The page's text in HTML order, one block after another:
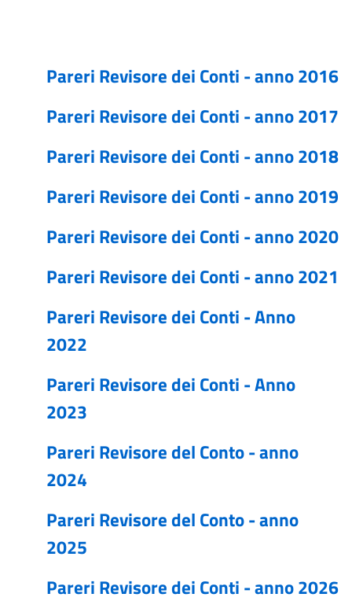
Pareri Revisore dei Conti - anno 2016
Pareri Revisore dei Conti - anno 2017
Pareri Revisore dei Conti - anno 2018
Pareri Revisore dei Conti - anno 2019
Pareri Revisore dei Conti - anno 2020
Pareri Revisore dei Conti - anno 2021
Pareri Revisore dei Conti - Anno
2022
Pareri Revisore dei Conti - Anno
2023
Pareri Revisore del Conto - anno
2024
Pareri Revisore del Conto - anno
2025
Pareri Revisore dei Conti - anno 2026